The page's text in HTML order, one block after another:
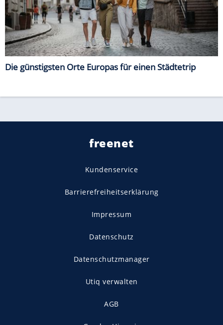
Die günstigsten Orte Europas für einen Städtetrip
freenet
Kundenservice
Barrierefreiheitserklärung
Impressum
Datenschutz
Datenschutzmanager
Utiq verwalten
AGB